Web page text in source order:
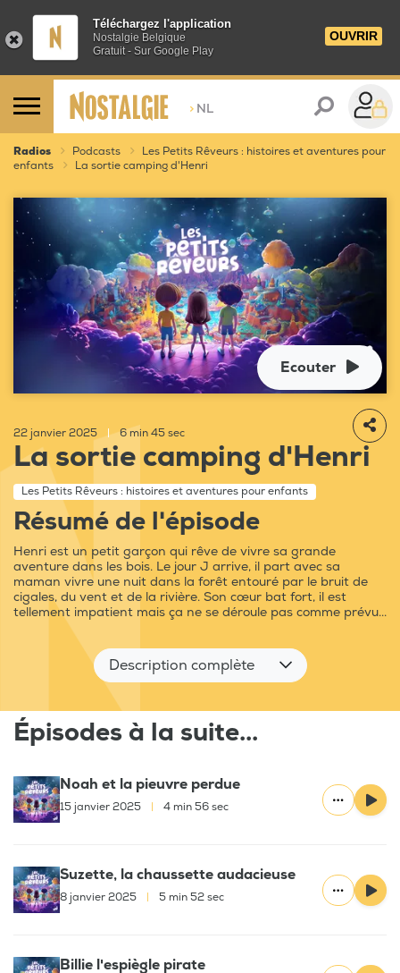
Téléchargez l'application
Nostalgie Belgique
Gratuit - Sur Google Play
OUVRIR
> NL
Radios Podcasts
Les Petits Rêveurs : histoires et aventures pour
enfants
La sortie camping d'Henri
Ecouter
22 janvier 2025 | 6 min 45 sec
La sortie camping d'Henri
Les Petits Rêveurs : histoires et aventures pour enfants
Résumé de l'épisode
Henri est un petit garçon qui rêve de vivre sa grande
aventure dans les bois. Le jour J arrive, il part avec sa
maman vivre une nuit dans la forêt entouré par le bruit de
cigales, du vent et de la rivière. Son cœur bat fort, il est
tellement impatient mais ça ne se déroule pas comme prévu...
Description complète
Épisodes à la suite...
Noah et la pieuvre perdue
15 janvier 2025 4 min 56 sec
Suzette, la chaussette audacieuse
8 janvier 2025 5 min 52 sec
Billie l'espiègle pirate